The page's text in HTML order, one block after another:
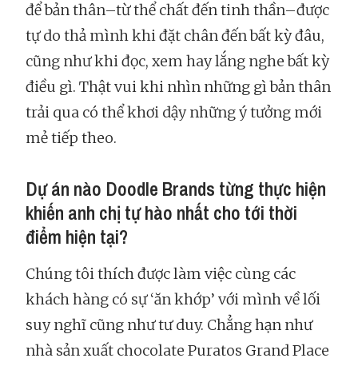
để bản thân–từ thể chất đến tinh thần–được
tự do thả mình khi đặt chân đến bất kỳ đâu,
cũng như khi đọc, xem hay lắng nghe bất kỳ
điều gì. Thật vui khi nhìn những gì bản thân
trải qua có thể khơi dậy những ý tưởng mới
mẻ tiếp theo.
Dự án nào Doodle Brands từng thực hiện
khiến anh chị tự hào nhất cho tới thời
điểm hiện tại?
Chúng tôi thích được làm việc cùng các
khách hàng có sự ‘ăn khớp’ với mình về lối
suy nghĩ cũng như tư duy. Chẳng hạn như
nhà sản xuất chocolate Puratos Grand Place